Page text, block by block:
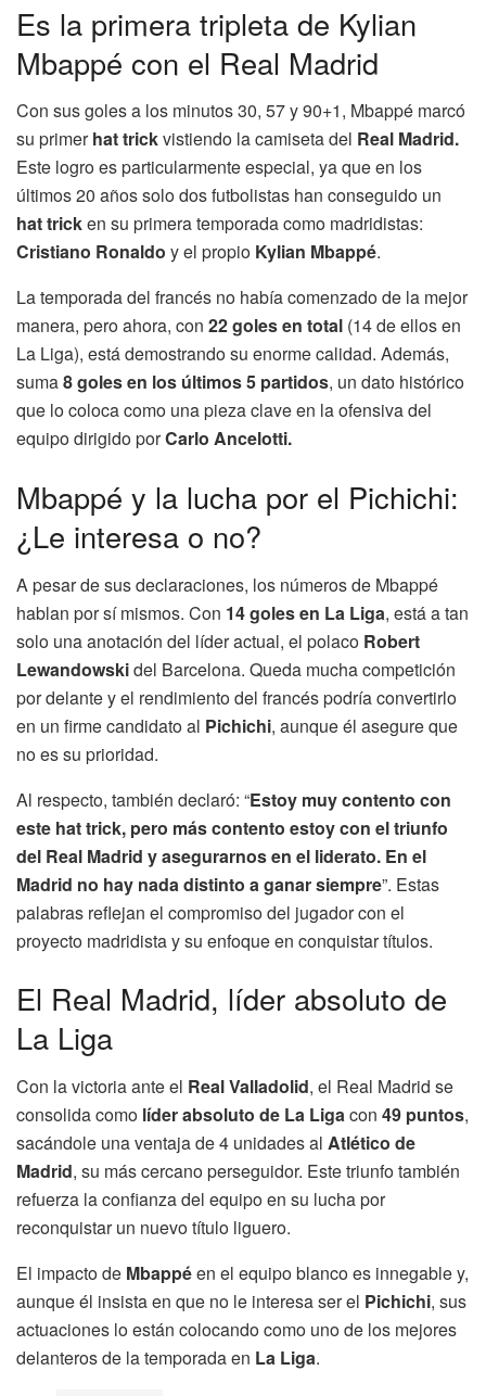
Es la primera tripleta de Kylian
Mbappé con el Real Madrid
Con sus goles a los minutos 30, 57 y 90+1, Mbappé marcó
su primerhat trickvistiendo la camiseta del Real Madrid.
Este logro es particularmente especial, ya que en los
últimos 20 años solo dos futbolistas han conseguido un
hat tricken su primera temporada como madridistas:
Cristiano Ronaldo y el propio Kylian Mbappé.
La temporada del francés no había comenzado de la mejor
manera, pero ahora, con 22 goles en total (14 de ellos en
La Liga), está demostrando su enorme calidad. Además,
suma8 goles en los últimos 5 partidos, un dato histórico
que lo coloca como una pieza clave en la ofensiva del
equipo dirigido porCarlo Ancelotti.
Mbappé y la lucha por el Pichichi:
¿Le interesa o no?
A pesar de sus declaraciones, los números de Mbappé
hablan por sí mismos. Con 14 goles en La Liga, está a tan
solo una anotación del líder actual, el polaco Robert
Lewandowskidel Barcelona. Queda mucha competición
por delante y el rendimiento del francés podría convertirlo
en un firme candidato al Pichichi, aunque él asegure que
no es su prioridad.
Al respecto, también declaró: “Estoy muy contento con
este hat trick, pero más contento estoy con el triunfo
del Real Madrid y asegurarnos en el liderato. En el
Madrid no hay nada distinto a ganar siempre”. Estas
palabras reflejan el compromiso del jugador con el
proyecto madridista y su enfoque en conquistar títulos.
El Real Madrid, líder absoluto de
La Liga
Con la victoria ante el Real Valladolid, el Real Madrid se
consolida como líder absoluto de La Ligacon 49 puntos,
sacándole una ventaja de 4 unidades al Atlético de
Madrid, su más cercano perseguidor. Este triunfo también
refuerza la confianza del equipo en su lucha por
reconquistar un nuevo título liguero.
El impacto de Mbappéen el equipo blanco es innegable y,
aunque él insista en que no le interesa ser el Pichichi, sus
actuaciones lo están colocando como uno de los mejores
delanteros de la temporada en La Liga.